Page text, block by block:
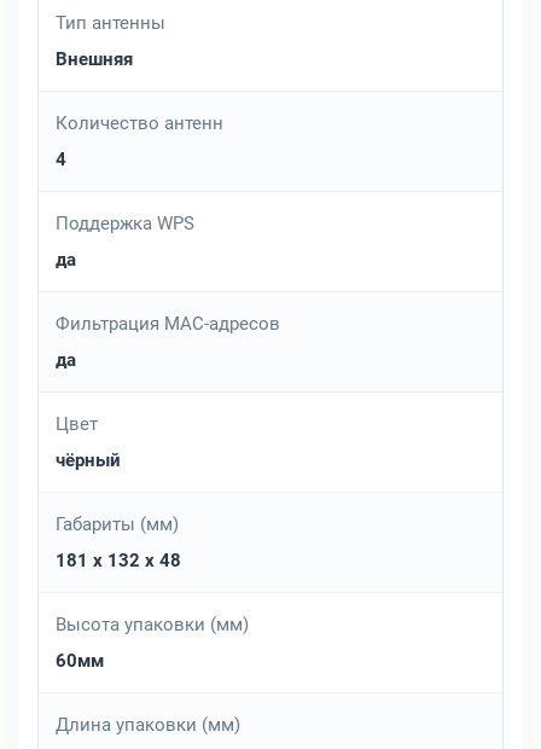
Тип антенны
Внешняя
Количество антенн
4
Поддержка WPS
да
Фильтрация MAC-адресов
да
Цвет
чёрный
Габариты (мм)
181 x 132 x 48
Высота упаковки (мм)
60мм
Длина упаковки (мм)